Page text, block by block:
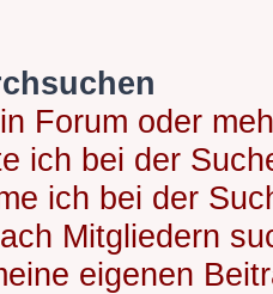
Forum oder
ich bei der
ich bei der
Mitgliedern
eigenen